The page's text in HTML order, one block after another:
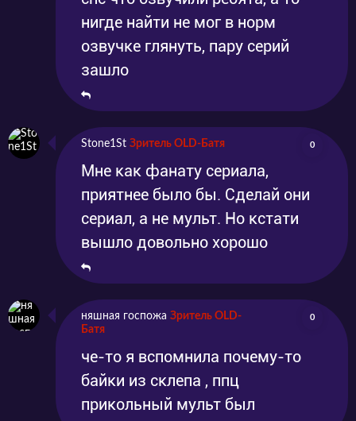
нигде найти не мог в норм
озвучке глянуть, пару серий
зашло
Stone1St Зритель OLD-Батя 0
Мне как фанату сериала,
приятнее было бы. Сделай они
сериал, а не мульт. Но кстати
вышло довольно хорошо
няшная госпожа Зритель OLD-
Батя
0
че-то я вспомнила почему-то
байки из склепа , ппц
прикольный мульт был